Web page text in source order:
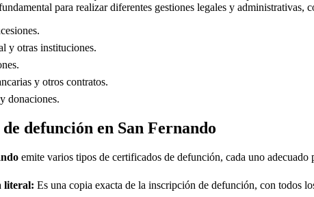
para realizar diferentes gestiones legales y administrativas,
y otras instituciones.
y otros contratos.
donaciones.
defunción en San Fernando
emite varios tipos de certificados de defunción, cada uno adecuado
literal: Es una copia exacta de la inscripción de defunción, con todos